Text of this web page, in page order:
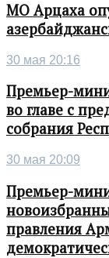
МО Арцаха
30 мая 20:16
Премьер-
во главе с
собрания
30 мая 20:09
Премьер-
правления